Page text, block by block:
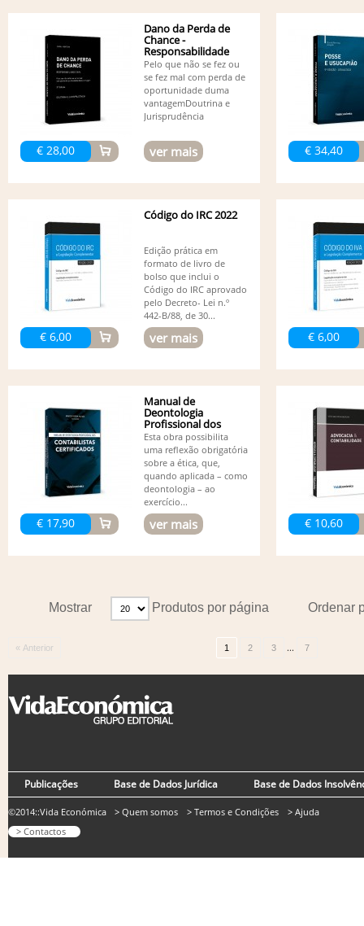
€ 28,00
Dano da Perda de
Chance -
Responsabilidade
Civil - 3ª edição
Pelo que não se fez ou
se fez mal com perda de
oportunidade duma
vantagemDoutrina e
Jurisprudência
ver mais € 34,40
€ 6,00
Código do IRC 2022
Edição prática em
formato de livro de
bolso que inclui o
Código do IRC aprovado
pelo Decreto- Lei n.º
442-B/88, de 30...
ver mais € 6,00
€ 17,90
Manual de
Deontologia
Profissional dos
Contabilistas...
Esta obra possibilita
uma reflexão obrigatória
sobre a ética, que,
quando aplicada – como
deontologia – ao
exercício...
ver mais € 10,60
Ordenar
Mostrar Produtos por página
« Anterior 1 2 3 ... 7
Publicações Base de Dados Jurídica Base de Dados
©2014::Vida Económica
> Contactos
> Quem somos > Termos e Condições > Ajuda